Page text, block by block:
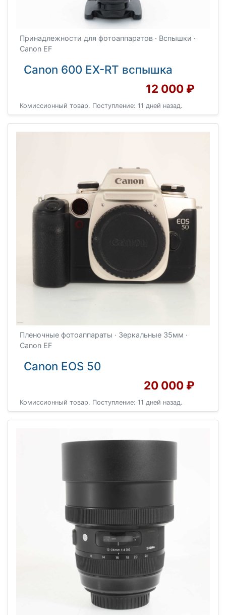
Принадлежности для фотоаппаратов · Вспышки ·
Canon EF
Canon 600 EX-RT вспышка
12 000 ₽
Комиссионный товар. Поступление: 11 дней назад.
Пленочные фотоаппараты · Зеркальные 35мм ·
Canon EF
Canon EOS 50
20 000 ₽
Комиссионный товар. Поступление: 11 дней назад.